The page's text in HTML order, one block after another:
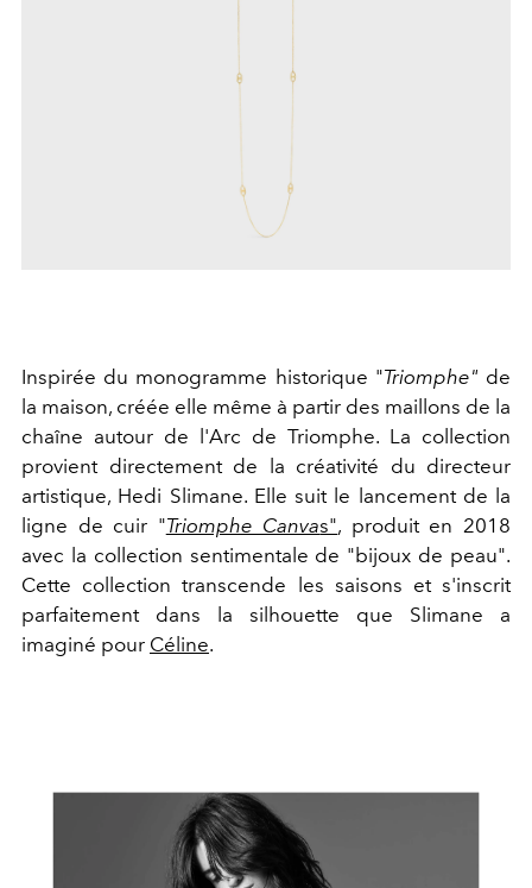
Inspirée du monogramme historique "Triomphe" de
la maison, créée elle même à partir des maillons de la
chaîne autour de l'Arc de Triomphe. La collection
provient directement de la créativité du directeur
artistique, Hedi Slimane. Elle suit le lancement de la
ligne de cuir "Triomphe Canvas", produit en 2018
avec la collection sentimentale de "bijoux de peau".
Cette collection transcende les saisons et s'inscrit
parfaitement dans la silhouette que Slimane a
imaginé pour Céline.